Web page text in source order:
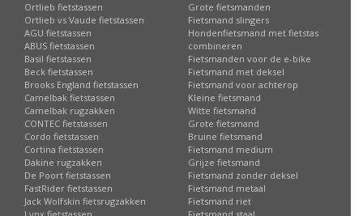
Ortlieb fietstassen
Ortlieb vs Vaude fietstassen
AGU fietstassen
ABUS fietstassen
Basil fietstassen
Beck fietstassen
Brooks England fietstassen
Camelbak fietstassen
Camelbak rugzakken
CONTEC fietstassen
Cordo fietstassen
Cortina fietstassen
Dakine rugzakken
De Poort fietstassen
FastRider fietstassen
Jack Wolfskin fietsrugzakken
Grote fietsmanden
Fietsmand slingers
Hondenfietsmand met fietstas
combineren
Fietsmanden voor de e-bike
Fietsmand met deksel
Fietsmand voor achterop
Kleine fietsmand
Witte fietsmand
Grote fietsmand
Bruine fietsmand
Fietsmand medium
Grijze fietsmand
Fietsmand zonder deksel
Fietsmand metaal
Fietsmand riet